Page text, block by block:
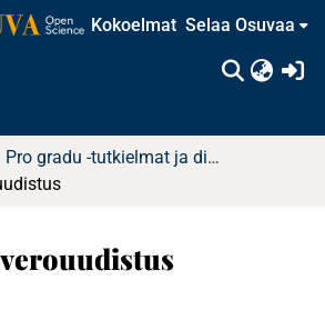
Kokoelmat Selaa Osuvaa
Pro gradu -tutkielmat ja diplomityöt